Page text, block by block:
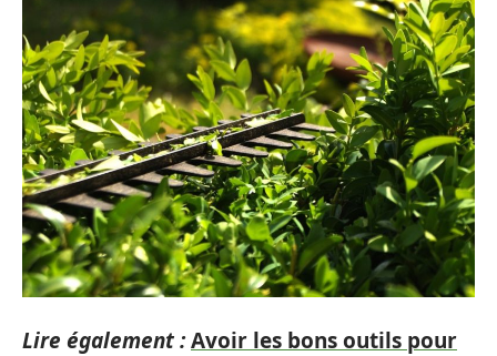
Lire également :Avoir les bons outils pour